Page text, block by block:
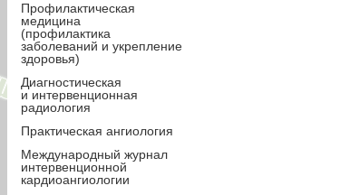
Профилактическая
медицина
(профилактика
заболеваний и укрепление
здоровья)
Диагностическая
и интервенционная
радиология
Практическая ангиология
Международный журнал
интервенционной
кардиоангиологии